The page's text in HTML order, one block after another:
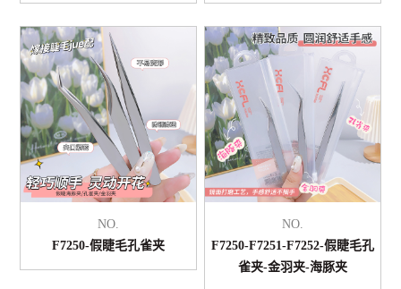
NO.
F7250-假睫毛孔雀夹
NO.
F7250-F7251-F7252-假睫毛孔
雀夹-金羽夹-海豚夹